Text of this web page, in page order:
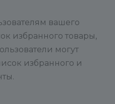
вашего
избранного товары,
могут
избранного и